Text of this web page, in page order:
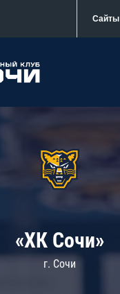
Сайты
«ХК Сочи»
г. Сочи